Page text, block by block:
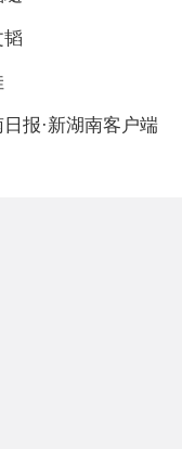
报·新湖南客户端